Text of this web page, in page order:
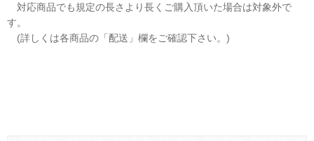
対応商品でも規定の長さより長くご購入頂いた場合は対象外で
す。
(詳しくは各商品の「配送」欄をご確認下さい。)